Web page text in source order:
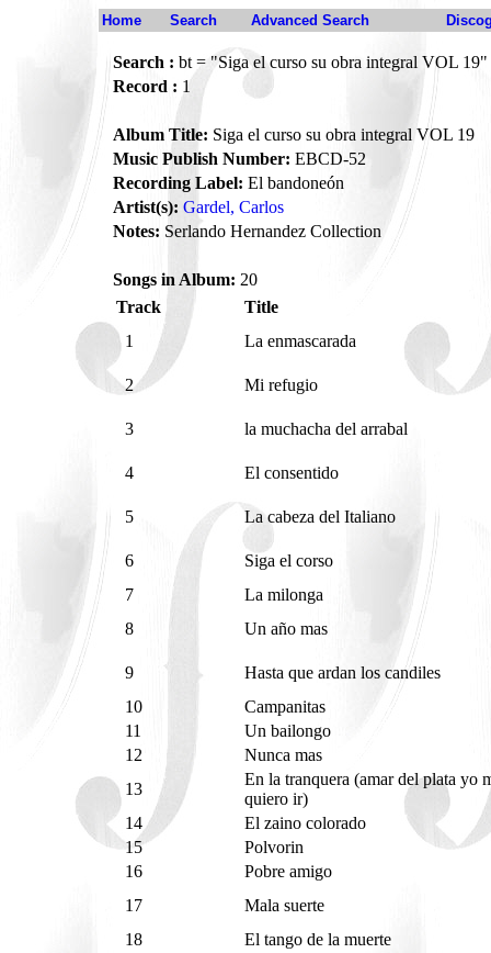
Home Search Advanced Search
Search : bt = "Siga el curso su obra integral VOL 19"
Record : 1
Album Title: Siga el curso su obra integral VOL 19
Music Publish Number: EBCD-52
Recording Label: El bandoneón
Artist(s): Gardel, Carlos
Notes: Serlando Hernandez Collection
Songs in Album: 20
Track
Title
1
La enmascarada
2 Mi refugio
3 la muchacha del arrabal
4 El consentido
5 La cabeza del Italiano
6
Siga el corso
7
La milonga
8
Un año mas
9
Hasta que ardan los candiles
10
Campanitas
11
Un bailongo
12
Nunca mas
13
En la tranquera (amar del plata yo
quiero ir)
14
El zaino colorado
15
Polvorin
16
Pobre amigo
17
Mala suerte
18
El tango de la muerte